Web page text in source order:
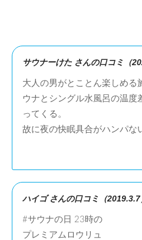
サウナーけた さんの口コミ（
大人の男がとことん楽しめる
ウナとシングル水風呂の温度
ってくる。
故に夜の快眠具合がハンパな
ハイゴ さんの口コミ（2019.3.7
#サウナの日 23時の
プレミアムロウリュ